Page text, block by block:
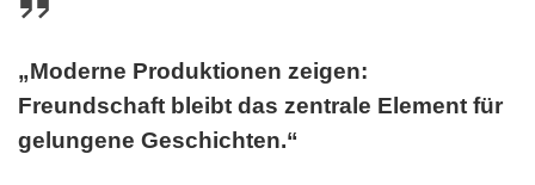
„Moderne Produktionen zeigen:
Freundschaft bleibt das zentrale Element für
gelungene Geschichten.“